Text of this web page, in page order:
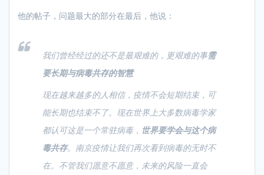
他的帖子，问题最大的部分在最后，他说：
我们曾经经过的还不是最艰难的，更艰难的事需
要长期与病毒共存的智慧
现在越来越多的人相信，疫情不会短期结束，可
能长期也结束不了。现在世界上大多数病毒学家
都认可这是一个常驻病毒， 世界要学会与这个病
毒共存。南京疫情让我们再次看到病毒的无时不
在。不管我们愿意不愿意，未来的风险一直会